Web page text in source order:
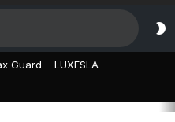
Guard LUXESLA